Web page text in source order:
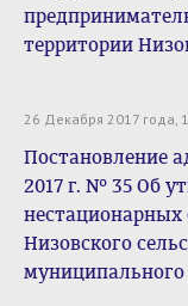
территории
26 Декабря 2017 года,
Постановление
2017 г. № 35 Об
нестационарных
Низовского